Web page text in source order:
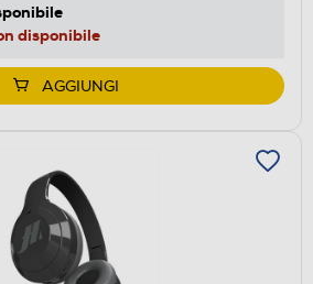
disponibile
AGGIUNGI